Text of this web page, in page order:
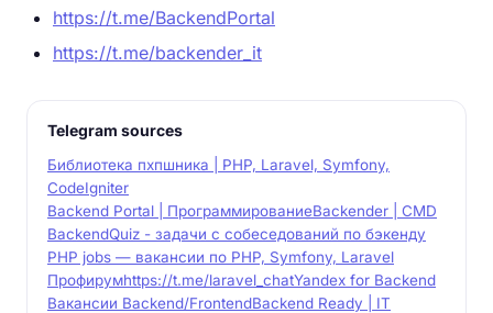
https://t.me/BackendPortal
https://t.me/backender_it
Telegram sources
Библиотека пхпшника | PHP, Laravel, Symfony,
CodeIgniter
Backend Portal | ПрограммированиеBackender | CMD
BackendQuiz - задачи с собеседований по бэкенду
PHP jobs — вакансии по PHP, Symfony, Laravel
Профирумhttps://t.me/laravel_chatYandex for Backend
Вакансии Backend/FrontendBackend Ready | IT